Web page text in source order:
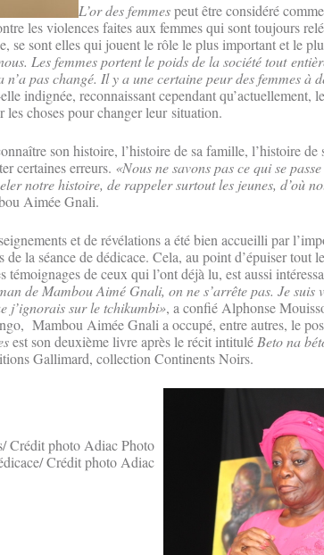
L’or des femmespeut être considéré
les violences faites aux femmes qui sont toujours
se sont elles qui jouent le rôle le plus important et le
Les femmes portent le poids de la société tout
n’a pas changé. Il y a une certaine peur des femmes à
elle indignée, reconnaissant cependant qu’actuellement,
les choses pour changer leur situation.
son histoire, l’histoire de sa famille, l’histoire de
certaines erreurs. «Nous ne savons pas ce qui se
notre histoire, de rappeler surtout les jeunes, d’où
Aimée Gnali.
et de révélations a été bien accueilli par
de la séance de dédicace. Cela, au point d’épuiser tout
témoignages de ceux qui l’ont déjà lu, est aussi
de Mambou Aimé Gnali, on ne s’arrête pas. Je suis
j’ignorais sur le tchikumbi», a confié Alphonse
Mambou Aimée Gnali a occupé, entre autres, le
est son deuxième livre après le récit intitulé Beto na
Gallimard, collection Continents Noirs.
Crédit photo Adiac Photo
Crédit photo Adiac